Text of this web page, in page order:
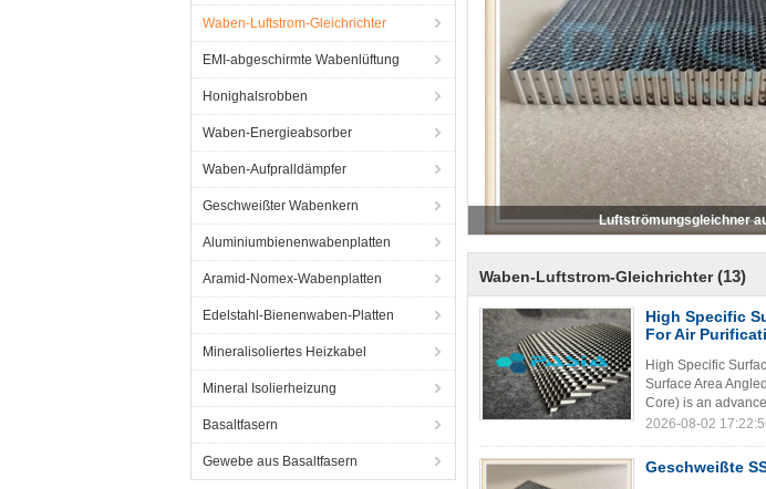
Waben-Luftstrom-Gleichrichter
EMI-abgeschirmte Wabenlüftung
Honighalsrobben
Waben-Energieabsorber
Waben-Aufpralldämpfer
Geschweißter Wabenkern
Aluminiumbienenwabenplatten
Aramid-Nomex-Wabenplatten
Edelstahl-Bienenwaben-Platten
Mineralisoliertes Heizkabel
Mineral Isolierheizung
Basaltfasern
Gewebe aus Basaltfasern
Luftströmungsgleichner
Waben-Luftstrom-Gleichrichter (13)
High Specific
For Air
High Specific
Surface Area
Core) is an
2026-08-02
Geschweißte